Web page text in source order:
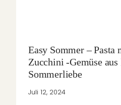
Easy Sommer – Pasta
Zucchini -Gemüse
Sommerliebe
Juli 12, 2024